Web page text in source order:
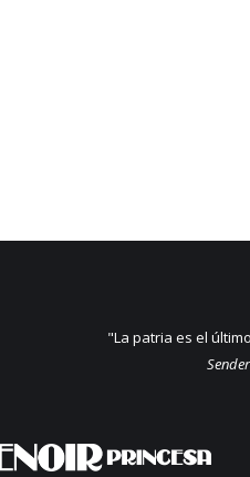
"La patria es el